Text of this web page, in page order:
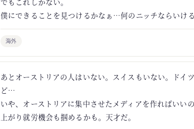
僕にできることを見つけるかなぁ…何のニッチならいける
海外
あとオーストリアの人はいない。スイスもいない。ドイ
ど…
いや、オーストリアに集中させたメディアを作ればいい
上がり就労機会も掴めるかも。天才だ。